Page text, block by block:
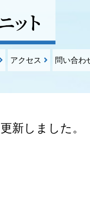
アクセス 問い合わ
新しました。